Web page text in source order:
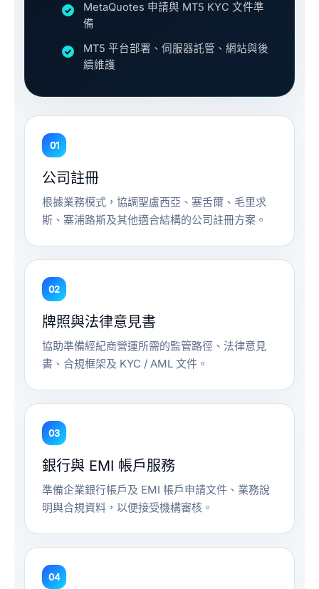
MetaQuotes 申請與 MT5 KYC 文件準
備
MT5 平台部署、伺服器託管、網站與後
續維護
01
公司註冊
根據業務模式，協調聖盧西亞、塞舌爾、毛里求
斯、塞浦路斯及其他適合結構的公司註冊方案。
02
牌照與法律意見書
協助準備經紀商營運所需的監管路徑、法律意見
書、合規框架及 KYC / AML 文件。
03
銀行與 EMI 帳戶服務
準備企業銀行帳戶及 EMI 帳戶申請文件、業務說
明與合規資料，以便接受機構審核。
04